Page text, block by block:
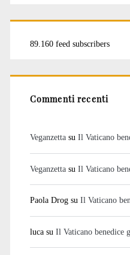
89.160 feed subscribers
Commenti recenti
Veganzettasu Il Vaticano
Veganzettasu Il Vaticano
Paola Drogsu Il Vaticano
lucasu Il Vaticano benedice